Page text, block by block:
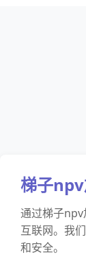
梯子
通过梯子npv
互联网。我
和安全。